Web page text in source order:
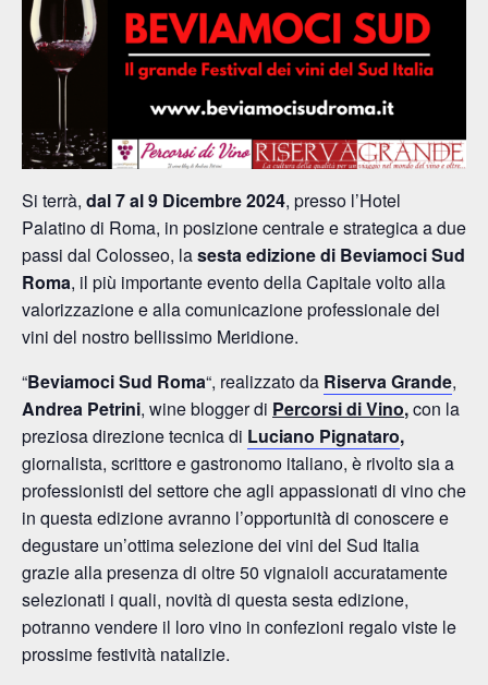
Si terrà, dal 7 al 9 Dicembre 2024, presso l’Hotel
Palatino di Roma, in posizione centrale e strategica a due
passi dal Colosseo, lasesta edizione di Beviamoci Sud
Roma, il più importante evento della Capitale volto alla
valorizzazione e alla comunicazione professionale dei
vini del nostro bellissimo Meridione.
“Beviamoci Sud Roma“, realizzato da Riserva Grande,
Andrea Petrini, wine blogger di Percorsi di Vino,con la
preziosa direzione tecnica di Luciano Pignataro,
giornalista, scrittore e gastronomo italiano, è rivolto sia a
professionisti del settore che agli appassionati di vino che
in questa edizione avranno l’opportunità̀ di conoscere e
degustare un’ottima selezione dei vini del Sud Italia
grazie alla presenza di oltre 50 vignaioli accuratamente
selezionati i quali, novità di questa sesta edizione,
potranno vendere il loro vino in confezioni regalo viste le
prossime festività natalizie.